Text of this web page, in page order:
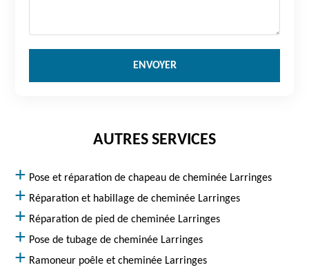
AUTRES SERVICES
Pose et réparation de chapeau de cheminée Larringes
Réparation et habillage de cheminée Larringes
Réparation de pied de cheminée Larringes
Pose de tubage de cheminée Larringes
Ramoneur poêle et cheminée Larringes